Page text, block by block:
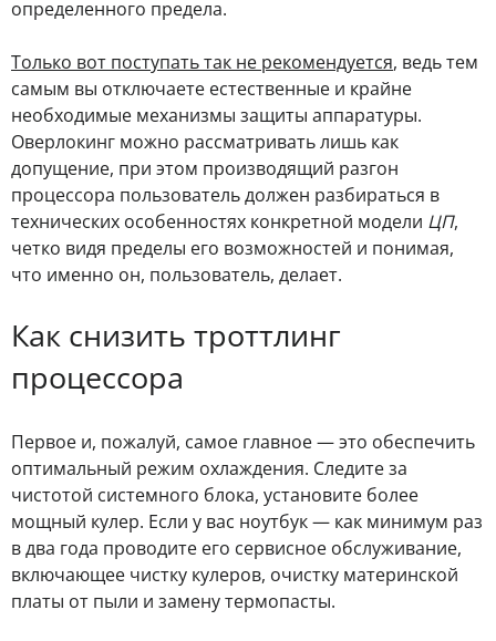
определенного предела.
Только вот поступать так не рекомендуется, ведь тем
самым вы отключаете естественные и крайне
необходимые механизмы защиты аппаратуры.
Оверлокинг можно рассматривать лишь как
допущение, при этом производящий разгон
процессора пользователь должен разбираться в
технических особенностях конкретной модели ЦП,
четко видя пределы его возможностей и понимая,
что именно он, пользователь, делает.
Как снизить троттлинг
процессора
Первое и, пожалуй, самое главное — это обеспечить
оптимальный режим охлаждения. Следите за
чистотой системного блока, установите более
мощный кулер. Если у вас ноутбук — как минимум раз
в два года проводите его сервисное обслуживание,
включающее чистку кулеров, очистку материнской
платы от пыли и замену термопасты.